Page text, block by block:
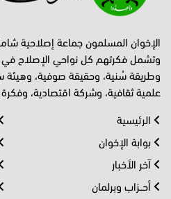
الإخوان المسلمون جماعة إصلاحية
وتشمل فكرتهم كل نواحي الإصلاح
وطريقة سُنية، وحقيقة صوفية، وهيئة
علمية ثقافية، وشركة اقتصادية، وفكرة
الرئيسية
بوابة الإخوان
آخر الأخبار
أحــزاب وبرلمان